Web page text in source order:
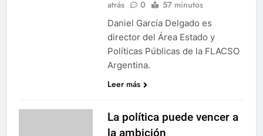
atrás
0 57 minutos
Daniel García Delgado es
director del Área Estado y
Políticas Públicas de la FLACSO
Argentina.
Leer más
La política puede vencer a
la ambición